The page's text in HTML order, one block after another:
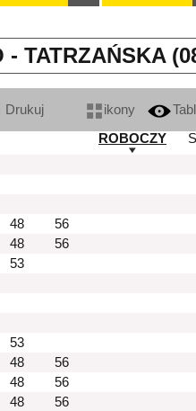
TATRZAŃSKA
Drukuj ikony
ROBOCZY
48
56
48
56
53
53
48
56
48
56
48
56